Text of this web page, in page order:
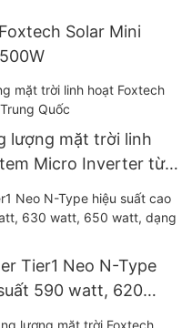
Solar Mini
lượng mặt trời linh
Micro Inverter từ
Tier1 Neo N-Type
590 watt, 620
module hai mặt.